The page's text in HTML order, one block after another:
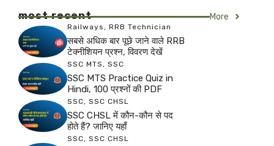
most recent More
Railways , RRB Technician
सबसे अधिक बार पूछे जाने वाले RRB
टेक्नीशियन प्रश्न, विवरण देखें
SSC MTS , SSC
SSC MTS Practice Quiz in
Hindi, 100 प्रश्नों की PDF
SSC, SSC CHSL
SSC CHSL में कौन-कौन से पद
होते हैं? जानिए यहाँ
SSC, SSC CHSL